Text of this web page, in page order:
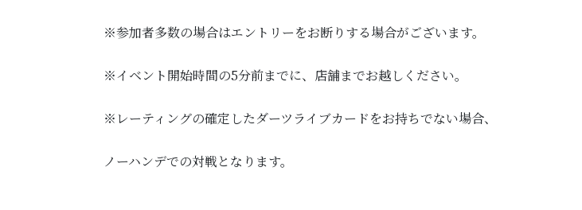
※参加者多数の場合はエントリーをお断りする場合がございます。
※イベント開始時間の5分前までに、店舗までお越しください。
※レーティングの確定したダーツライブカードをお持ちでない場合、
ノーハンデでの対戦となります。